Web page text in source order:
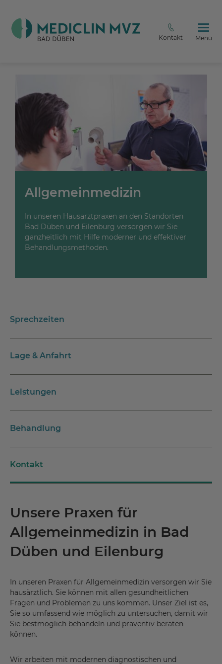
Kontakt Menü
Allgemeinmedizin
In unseren Hausarztpraxen an den Standorten
Bad Düben und Eilenburg versorgen wir Sie
ganzheitlich mit Hilfe moderner und effektiver
Behandlungsmethoden.
Sprechzeiten
Lage & Anfahrt
Leistungen
Behandlung
Kontakt
Unsere Praxen für
Allgemeinmedizin in Bad
Düben und Eilenburg
In unseren Praxen für Allgemeinmedizin versorgen wir Sie
hausärztlich. Sie können mit allen gesundheitlichen
Fragen und Problemen zu uns kommen. Unser Ziel ist es,
Sie so umfassend wie möglich zu untersuchen, damit wir
Sie bestmöglich behandeln und präventiv beraten
können.
Wir arbeiten mit modernen diagnostischen und